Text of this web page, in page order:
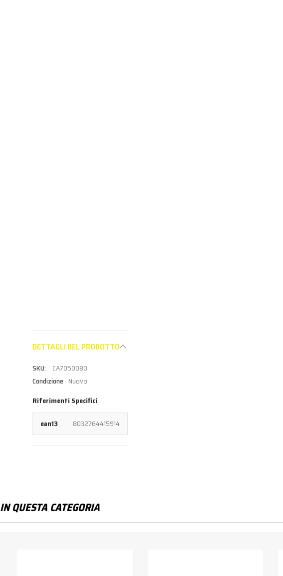
DETTAGLI DEL PRODOTTO
CA7050080
Condizione Nuovo
Riferimenti Specifici
ean13 8032764415914
IN QUESTA CATEGORIA